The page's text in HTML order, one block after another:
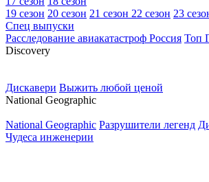
19 сезон 20 сезон 21 сезон 22 сезон 23
Спец выпуски
Расследование авиакатастроф Россия Топ
Discovery
Дискавери Выжить любой ценой
National Geographic
National Geographic Разрушители легенд
Чудеса инженерии